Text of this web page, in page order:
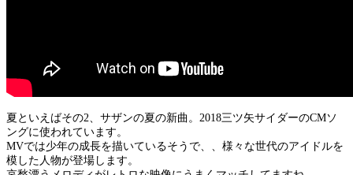
夏といえばその2、サザンの夏の新曲。2018三ツ矢サイダーのCMソ
ングに使われています。
MVでは少年の成長を描いているそうで、、様々な世代のアイドルを
模した人物が登場します。